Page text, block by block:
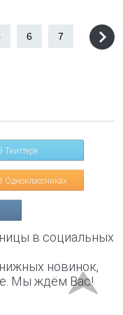
6 7
Твиттере
Одноклассниках
в социальных
новинок,
Мы ждём Вас!